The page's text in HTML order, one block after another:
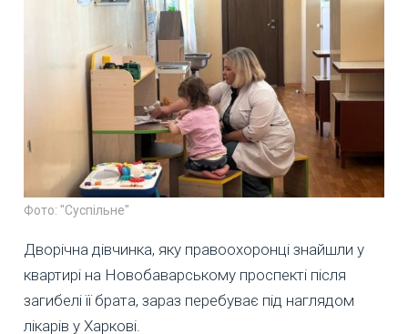
Фото: "Суспільне"
Дворічна дівчинка, яку правоохоронці знайшли у
квартирі на Новобаварському проспекті після
загибелі її брата, зараз перебуває під наглядом
лікарів у Харкові.